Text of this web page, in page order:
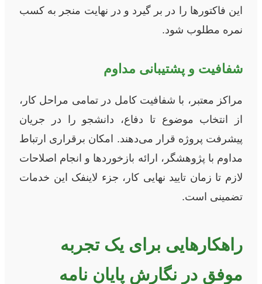
این فاکتورها را در بر گیرد و در نهایت منجر به کسب
نمره مطلوب شود.
شفافیت و پشتیبانی مداوم
مراکز معتبر، با شفافیت کامل در تمامی مراحل کار،
از انتخاب موضوع تا دفاع، دانشجو را در جریان
پیشرفت پروژه قرار می‌دهند. امکان برقراری ارتباط
مداوم با پژوهشگر، ارائه بازخوردها و انجام اصلاحات
لازم تا زمان تایید نهایی کار، جزء لاینفک این خدمات
تضمینی است.
راهکارهایی برای یک تجربه
موفق در نگارش پایان نامه